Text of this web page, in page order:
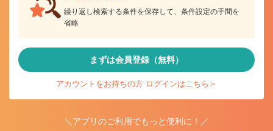
繰り返し検索する条件を保存して、条件設定の手間を
省略
まずは会員登録（無料）
アカウントをお持ちの方 ログインはこちら＞
＼アプリのご利用でもっと便利に！／